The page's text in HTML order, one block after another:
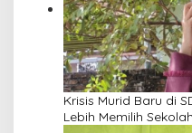
Krisis Murid Baru di
Lebih Memilih